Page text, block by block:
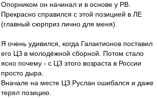
Опорником он начинал и в основе у РВ.
Прекрасно справился с этой позицией в ЛЕ
(главный сюрприз лично для меня).
Я очень удивился, когда Галактионов поставил
его ЦЗ в молодёжной сборной. Потом стало
ясно почему - с ЦЗ этого возраста в России
просто дыра.
Вначале на месте ЦЗ Руслан ошибался и даже
терял позицию.